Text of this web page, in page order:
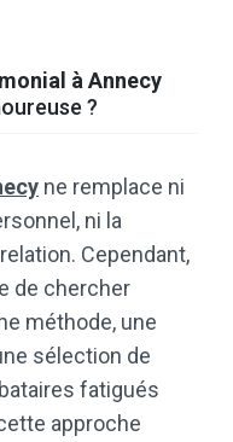
à Annecy
?
ne remplace ni
ni la
Cependant,
de chercher
méthode, une
sélection de
fatigués
approche